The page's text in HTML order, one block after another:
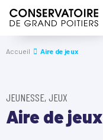
Accueil Aire de jeux
JEUNESSE, JEUX
Aire de jeux